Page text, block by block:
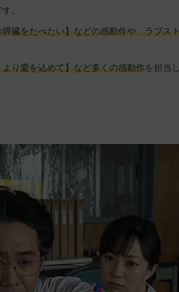
。
膵臓をたべたい】などの感動作や、ラブス
り愛を込めて】など多くの感動作を担当